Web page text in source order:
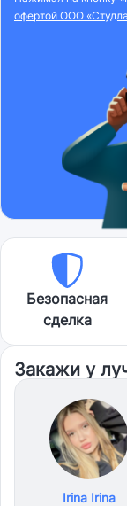
офертой ООО
Безопасная
сделка
Закажи у
Irina Irina